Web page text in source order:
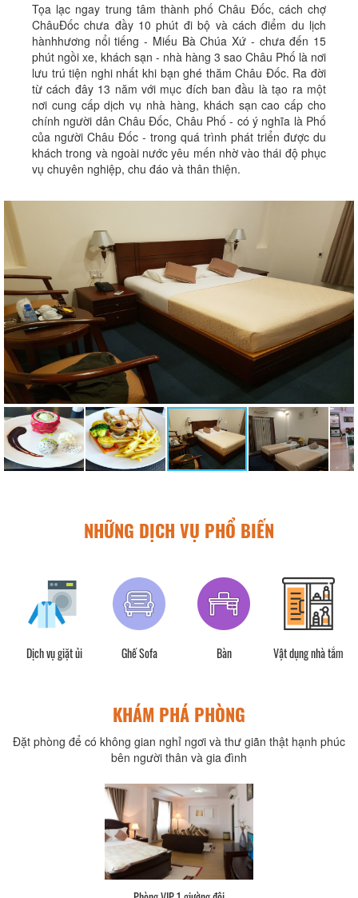
Tọa lạc ngay trung tâm thành phố Châu Đốc, cách chợ
ChâuĐốc chưa đầy 10 phút đi bộ và cách điểm du lịch
hànhhương nổi tiếng - Miếu Bà Chúa Xứ - chưa đến 15
phút ngồi xe, khách sạn - nhà hàng 3 sao Châu Phố là nơi
lưu trú tiện nghi nhất khi bạn ghé thăm Châu Đốc. Ra đời
từ cách đây 13 năm với mục đích ban đầu là tạo ra một
nơi cung cấp dịch vụ nhà hàng, khách sạn cao cấp cho
chính người dân Châu Đốc, Châu Phố - có ý nghĩa là Phố
của người Châu Đốc - trong quá trình phát triển được du
khách trong và ngoài nước yêu mến nhờ vào thái độ phục
vụ chuyên nghiệp, chu đáo và thân thiện.
NHỮNG DỊCH VỤ PHỔ BIẾN
Dịch vụ giặt ủi Ghế Sofa Bàn Vật dụng nhà tắm
KHÁM PHÁ PHÒNG
Đặt phòng để có không gian nghỉ ngơi và thư giãn thật hạnh phúc
bên người thân và gia đình